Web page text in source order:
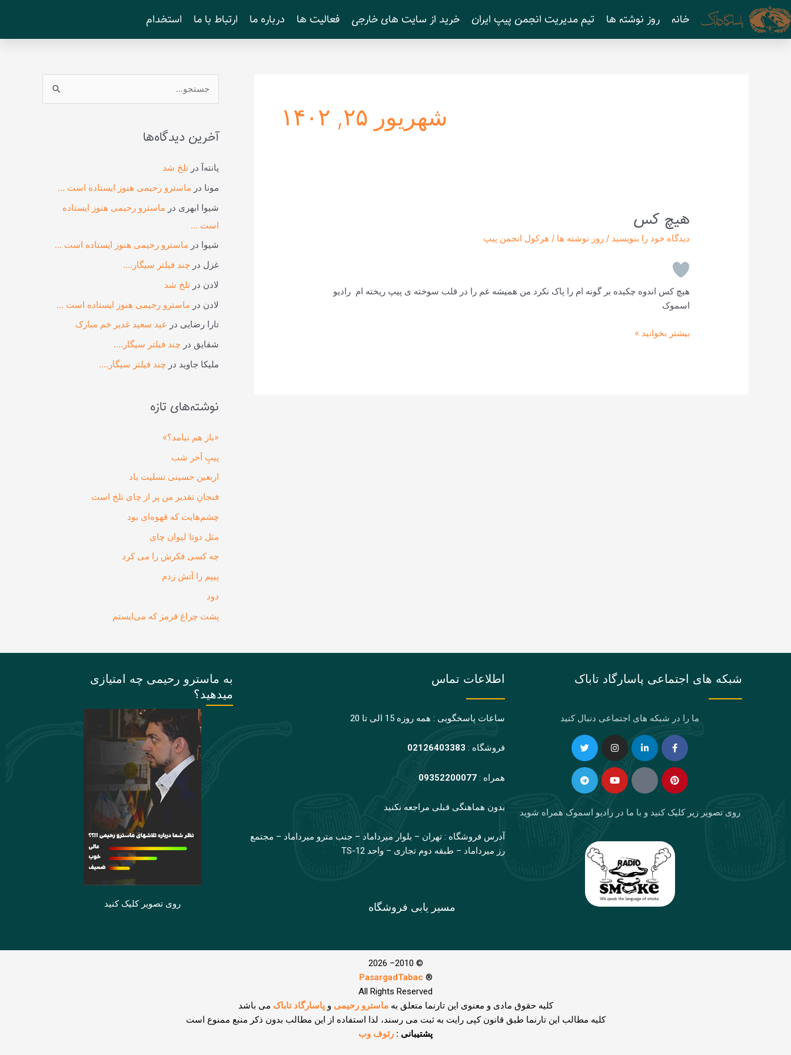
پرش
به
محتوا
خانه روز نوشته ها تیم مدیریت انجمن پیپ ایران خرید از سایت های خارجی فعالیت ها درباره ما ارتباط با ما استخدام
شهریور ۲۵, ۱۴۰۲
هیچ کس
دیدگاه‌ خود را بنویسید /روز نوشته ها / هرکول انجمن پیپ
هیچ کس اندوه چکیده بر گونه ام را پاک نکرد من همیشه غم را در قلب سوخته ی پیپ ریخته ام رادیو
اسموک
هیچ
کس
بیشتر بخوانید »
ج
و
ا
ی
:
آخرین دیدگاه‌ها
پانته‌آدر تلخ شد
مونا در ماسترو رحیمی هنوز ایستاده است …
شیوا ابهری در ماسترو رحیمی هنوز ایستاده
است …
شیوا در ماسترو رحیمی هنوز ایستاده است …
غزل در چند فیلتر سیگار….
لادن در تلخ شد
لادن در ماسترو رحیمی هنوز ایستاده است …
تارا رضایی در عید سعید غدیر خم مبارک
شقایق در چند فیلتر سیگار….
ملیکا جاوید در چند فیلتر سیگار….
نوشته‌های تازه
«باز هم نیامد؟»
پیپِ آخر شب
اربعین حسینی تسلیت باد
فنجانِ تقدیر من پر از چای تلخ است
چشم‌هایت که قهوه‌ای بود
مثل دوتا لیوان چای
چه کسی فکرش را می‌ کرد
پیپم را آتش زدم
دود
پشت چراغ قرمز که می‌ایستم
شبکه های اجتماعی پاسارگاد تاباک
ما را در شبکه های اجتماعی دنبال کنید
Facebook-
f
Linkedin-
in
Instagram
Twitter Pinterest
Eaparat
Youtube
Telegram
روی تصویر زیر کلیک کنید و با ما در رادیو اسموک همراه شوید
اطلاعات تماس
ساعات پاسخگویی : همه روزه 15 الی تا 20
فروشگاه : 02126403383
همراه :09352200077
بدون هماهنگی قبلی مراجعه نکنید
آدرس فروشگاه : تهران – بلوار میرداماد – جنب مترو میرداماد – مجتمع
رز میرداماد – طبقه دوم تجاری – واحد TS-12
مسیر یابی فروشگاه
به ماسترو رحیمی چه امتیازی
میدهید؟
روی تصویر کلیک کنید
© 2010– 2026
®
PasargadTabac
All Rights Reserved
كليه حقوق مادی و معنوی اين تارنما متعلق بهماسترو رحیمی وپاسارگاد تاباک می باشد
کلیه مطالب این تارنما طبق قانون کپی رایت به ثبت می رسند، لذا استفاده از این مطالب بدون ذکر منبع ممنوع است
پشتیبانی : رئوف وب